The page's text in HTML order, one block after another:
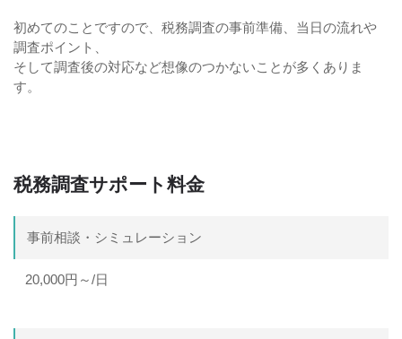
初めてのことですので、税務調査の事前準備、当日の流れや
調査ポイント、
そして調査後の対応など想像のつかないことが多くありま
す。
税務調査サポート料金
事前相談・シミュレーション
20,000円～/日